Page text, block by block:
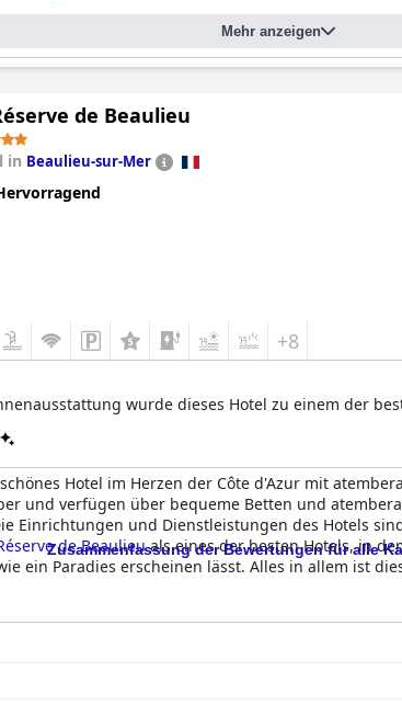
Mehr anzeigen
de Beaulieu
in Beaulieu-sur-Mer
+8
wurde dieses Hotel zu einem der
Hotel im Herzen der Côte d'Azur mit
und verfügen über bequeme Betten und
Einrichtungen und Dienstleistungen des Hotels
de Beaulieuals eines der besten Hotels, in
ein Paradies erscheinen lässt. Alles in allem ist
Zusammenfassung der Bewertungen für alle